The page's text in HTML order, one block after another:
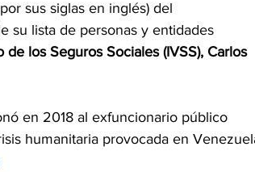
sus siglas en inglés) del
su lista de personas y entidades
los Seguros Sociales (IVSS), Carlos
en 2018 al exfuncionario público
humanitaria provocada en